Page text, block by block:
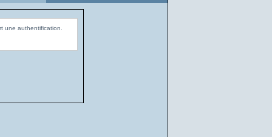
une authentification.